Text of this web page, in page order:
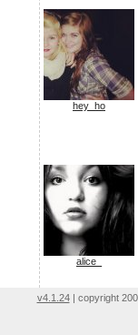
hey_ho
alice_
v4.1.24| copyright